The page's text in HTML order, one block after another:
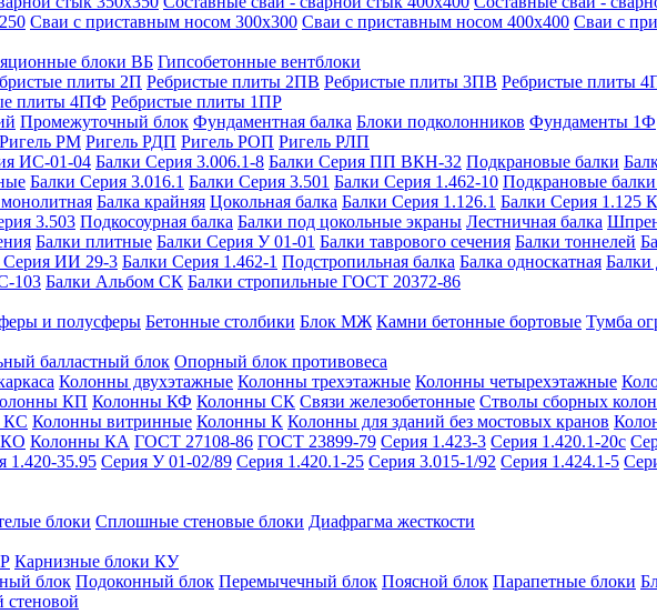
Сваи с приставным носом 300х300 Сваи с приставным носом 400х400 Сваи с
блоки ВБ Гипсобетонные вентблоки
плиты 2П Ребристые плиты 2ПВ Ребристые плиты 3ПВ Ребристые плиты
плиты 4ПФ Ребристые плиты 1ПР
Промежуточный блок Фундаментная балка Блоки подколонников Фундаменты 1Ф
Ригель РМ Ригель РДП Ригель РОП Ригель РЛП
ИС-01-04 Балки Серия 3.006.1-8 Балки Серия ПП ВКН-32 Подкрановые балки
Балки Серия 3.016.1 Балки Серия 3.501 Балки Серия 1.462-10 Подкрановые
Балка крайняя Цокольная балка Балки Серия 1.126.1 Балки Серия 1.125
3.503 Подкосоурная балка Балки под цокольные экраны Лестничная балка
Балки плитные Балки Серия У 01-01 Балки таврового сечения Балки тоннелей
Серия ИИ 29-3 Балки Серия 1.462-1 Подстропильная балка Балка односкатная Балки
103 Балки Альбом СК Балки стропильные ГОСТ 20372-86
и полусферы Бетонные столбики Блок МЖ Камни бетонные бортовые Тумба
балластный блок Опорный блок противовеса
Колонны двухэтажные Колонны трехэтажные Колонны четырехэтажные
КП Колонны КФ Колонны СК Связи железобетонные Стволы сборных
КС Колонны витринные Колонны К Колонны для зданий без мостовых кранов
КО Колонны КА ГОСТ 27108-86 ГОСТ 23899-79 Серия 1.423-3 Серия 1.420.1-20с
1.420-35.95 Серия У 01-02/89 Серия 1.420.1-25 Серия 3.015-1/92 Серия 1.424.1-5
блоки Сплошные стеновые блоки Диафрагма жесткости
Карнизные блоки КУ
блок Подоконный блок Перемычечный блок Поясной блок Парапетные блоки